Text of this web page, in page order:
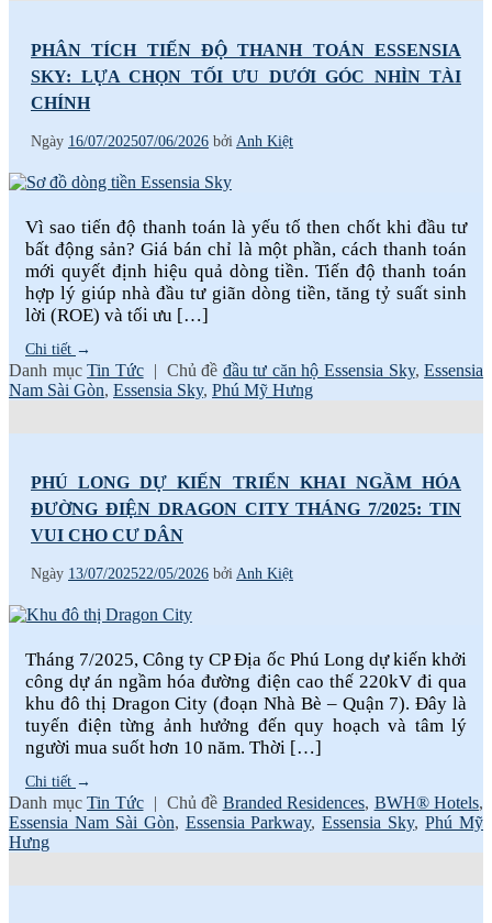
PHÂN TÍCH TIẾN ĐỘ THANH TOÁN ESSENSIA
SKY: LỰA CHỌN TỐI ƯU DƯỚI GÓC NHÌN TÀI
CHÍNH
Ngày 16/07/202507/06/2026 bởi Anh Kiệt
Vì sao tiến độ thanh toán là yếu tố then chốt khi đầu tư
bất động sản? Giá bán chỉ là một phần, cách thanh toán
mới quyết định hiệu quả dòng tiền. Tiến độ thanh toán
hợp lý giúp nhà đầu tư giãn dòng tiền, tăng tỷ suất sinh
lời (ROE) và tối ưu […]
Chi tiết →
Danh mụcTin Tức | Chủ đề đầu tư căn hộ Essensia Sky,Essensia
Nam Sài Gòn, Essensia Sky, Phú Mỹ Hưng
PHÚ LONG DỰ KIẾN TRIỂN KHAI NGẦM HÓA
ĐƯỜNG ĐIỆN DRAGON CITY THÁNG 7/2025: TIN
VUI CHO CƯ DÂN
Ngày 13/07/202522/05/2026 bởi Anh Kiệt
Tháng 7/2025, Công ty CP Địa ốc Phú Long dự kiến khởi
công dự án ngầm hóa đường điện cao thế 220kV đi qua
khu đô thị Dragon City (đoạn Nhà Bè – Quận 7). Đây là
tuyến điện từng ảnh hưởng đến quy hoạch và tâm lý
người mua suốt hơn 10 năm. Thời […]
Chi tiết →
Danh mục Tin Tức Chủ đề Branded Residences, BWH® Hotels,
Essensia Nam Sài Gòn, Essensia Parkway,Essensia Sky,Phú Mỹ
Hưng